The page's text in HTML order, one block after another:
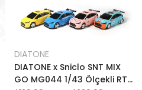
to
Wishlist
Add
to
Compare
Vendor:
DIATONE
DIATONE x Sniclo SNT MIX
GO MG044 1/43 Ölçekli RTR